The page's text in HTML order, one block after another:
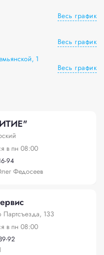
Весь график
Весь график
1
Весь график
в пн 08:00
94
Федосеев
Партсъезда, 133
в пн 08:00
92